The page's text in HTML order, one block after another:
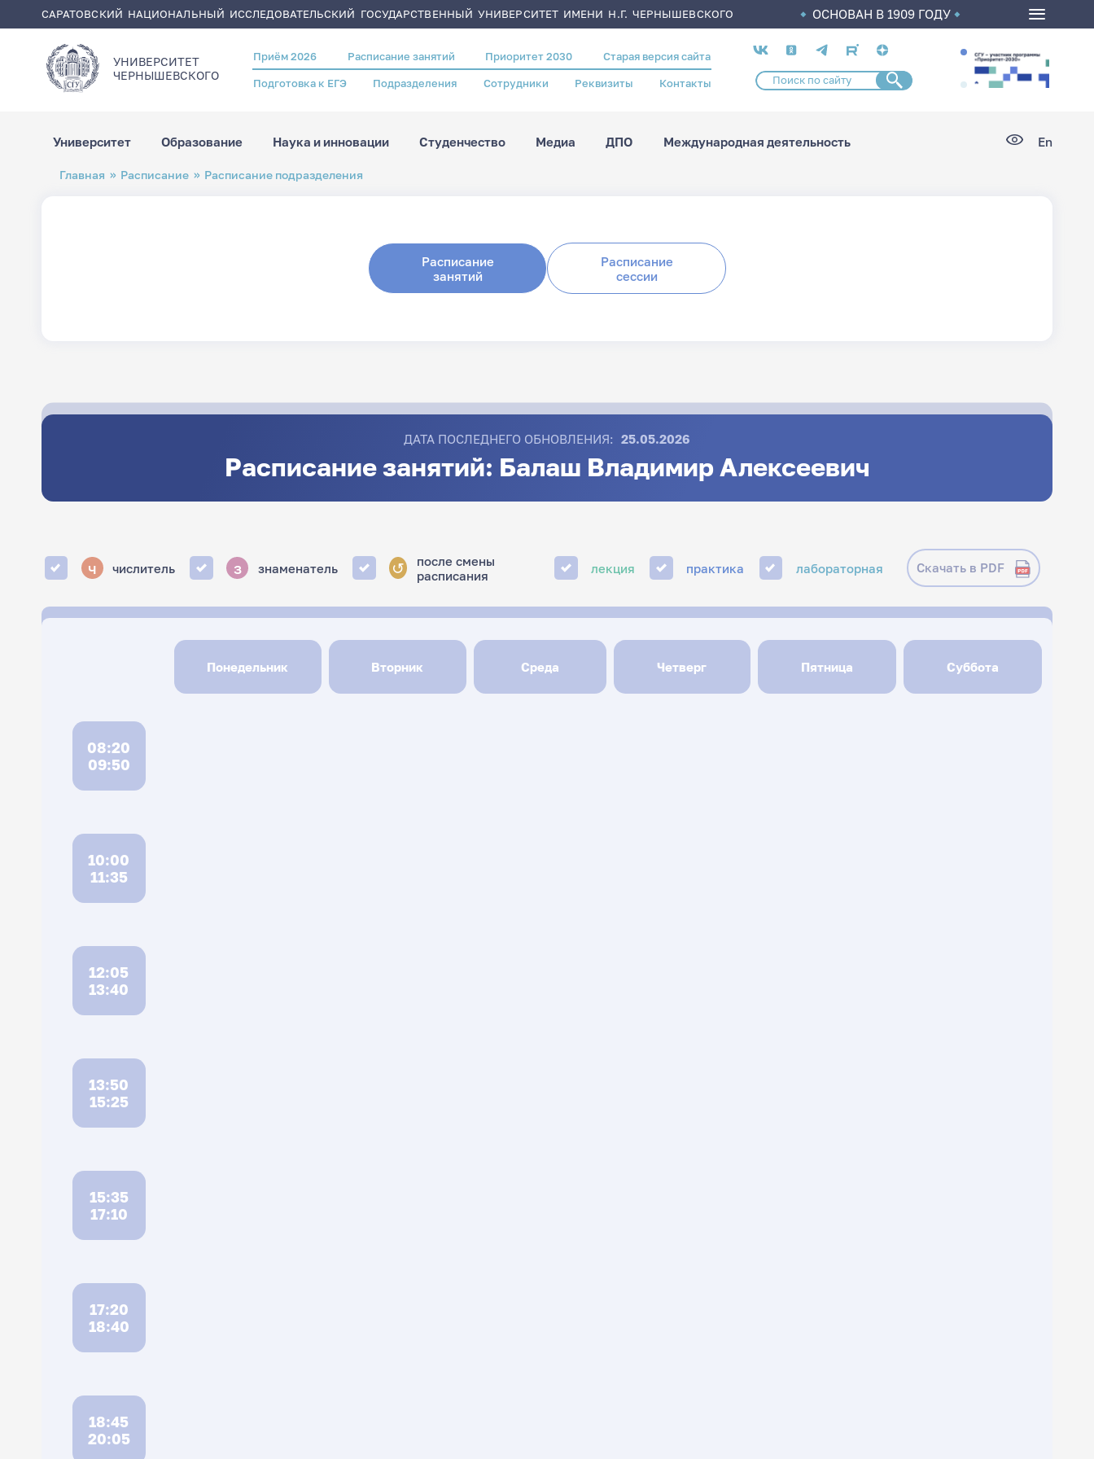
САРАТОВСКИЙ НАЦИОНАЛЬНЫЙ ИССЛЕДОВАТЕЛЬСКИЙ ГОСУДАРСТВЕННЫЙ УНИВЕРСИТЕТ ИМЕНИ Н.Г. ЧЕРНЫШЕВСКОГО ОСНОВАН В 1909 ГОДУ
УНИВЕРСИТЕТ
ЧЕРНЫШЕВСКОГO
Header
menu
Приём 2026 Расписание занятий Приоритет 2030 Старая версия сайта
Подготовка к ЕГЭ Подразделения Сотрудники Реквизиты Контакты
Социальные
сети
Университет Образование Наука и инновации Студенчество Медиа ДПО Международная деятельность En
Строка
навигации
Главная Расписание Расписание подразделения
Расписание
занятий
Расписание
сессии
ДАТА ПОСЛЕДНЕГО ОБНОВЛЕНИЯ: 25.05.2026
Расписание занятий: Балаш Владимир Алексеевич
ч числитель з знаменатель ↺
после смены
расписания
лекция практика лабораторная Скачать в PDF
Понедельник Вторник Среда Четверг Пятница Суббота
08:20
09:50
10:00
11:35
12:05
13:40
13:50
15:25
15:35
17:10
17:20
18:40
18:45
20:05